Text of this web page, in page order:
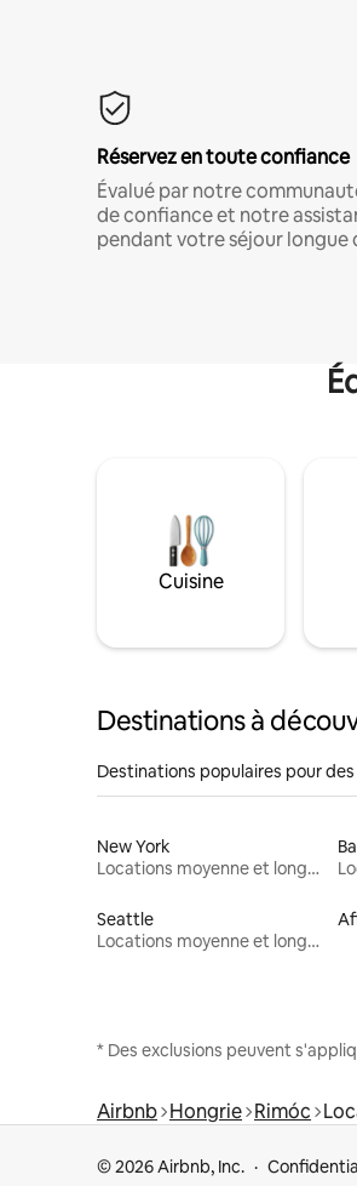
Réservez en toute confiance
Évalué par notre
de confiance et notre
pendant votre séjour longue
Cuisine
Destinations à
Destinations populaires pour
New York
Locations moyenne et longue durée
Seattle
Locations moyenne et longue durée
* Des exclusions peuvent
Airbnb Hongrie Rimóc
© 2026 Airbnb, Inc.